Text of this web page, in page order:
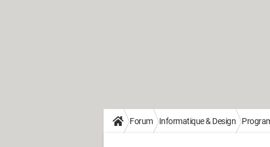
Forum Informatique & Design